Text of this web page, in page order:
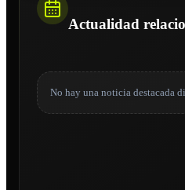
Actualidad
No hay una noticia destacada